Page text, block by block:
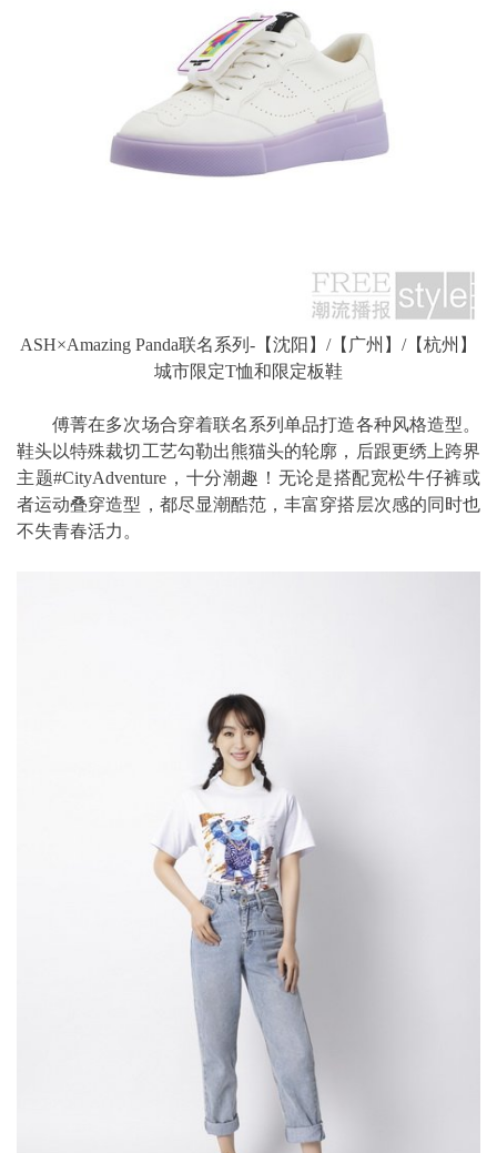
ASH×Amazing Panda联名系列-【沈阳】/【广州】/【杭州】
城市限定T恤和限定板鞋
傅菁在多次场合穿着联名系列单品打造各种风格造型。
鞋头以特殊裁切工艺勾勒出熊猫头的轮廓，后跟更绣上跨界
主题#CityAdventure，十分潮趣！无论是搭配宽松牛仔裤或
者运动叠穿造型，都尽显潮酷范，丰富穿搭层次感的同时也
不失青春活力。